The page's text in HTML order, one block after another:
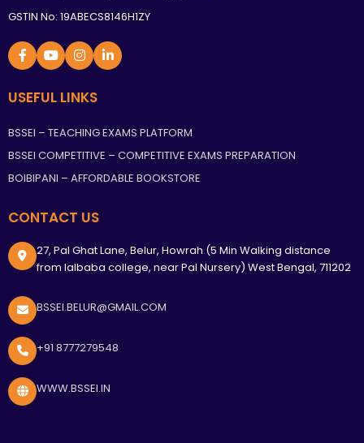
GSTIN No: 19ABECS8146H1ZY
USEFUL LINKS
BSSEI – TEACHING EXAMS PLATFORM
BSSEI COMPETITIVE – COMPETITIVE EXAMS PREPARATION
BOIBIPANI – AFFORDABLE BOOKSTORE
CONTACT US
27, Pal Ghat Lane, Belur, Howrah (5 Min Walking distance
from lalbaba college, near Pal Nursery) West Bengal, 711202
BSSEI.BELUR@GMAIL.COM
+91 8777279548
WWW.BSSEI.IN